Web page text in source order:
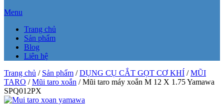
Menu
Trang chủ
Sản phẩm
Blog
Liên hệ
Trang chủ / Sản phẩm /DỤNG CỤ CẮT GỌT CƠ KHÍ /MŨI
TARO /Mũi taro xoắn / Mũi taro máy xoắn M 12 X 1.75 Yamawa
SPQ012PX